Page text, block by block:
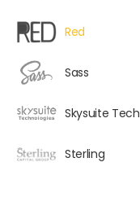
Red
Sass
Skysuite Tech
Sterling